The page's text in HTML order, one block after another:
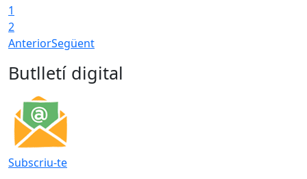
1
2
AnteriorSegüent
Butlletí digital
Subscriu-te